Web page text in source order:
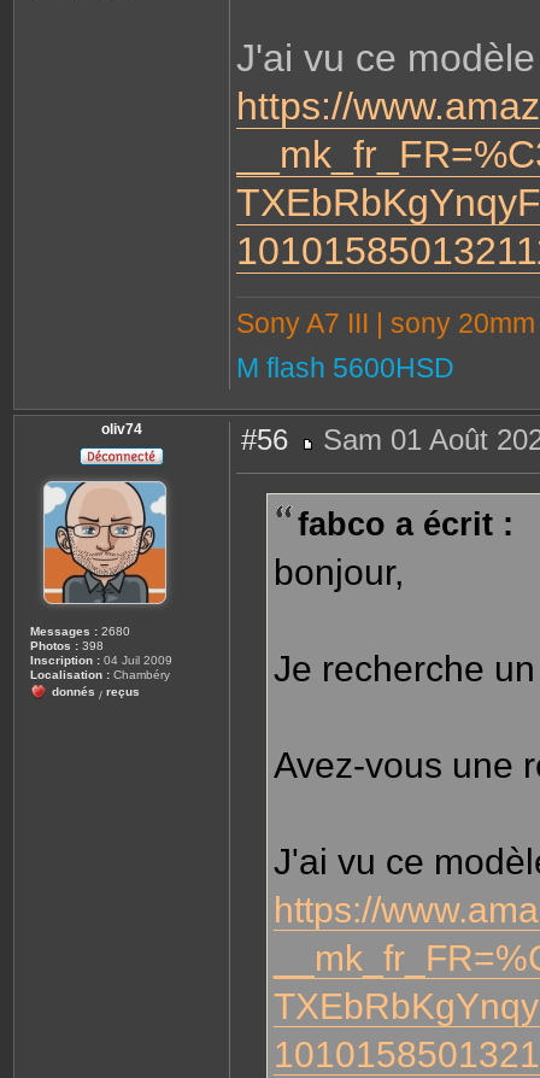
J'ai vu ce modèle
https://
Sony A7 III | sony
M flash 5600HSD
oliv74
Messages : 2680
Photos : 398
Inscription : 04 Juil 2009
Localisation : Chambéry
donnés / reçus
#56
e
g
Sam 01 Août
fabco a écrit :
bonjour,
Je recherche
Avez-vous une
J'ai vu ce
https://